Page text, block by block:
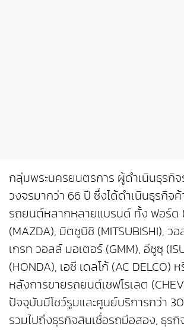
กลุ่มพระนครยนตรการ ผู้ดำเนินธุรกิ
วงจรมากว่า 66 ปี ซึ่งได้ดำเนินธุรกิจ
รถยนต์หลากหลายแบรนด์ ทั้ง ฟอร์ด
(MAZDA), มิตซูบิชิ (MITSUBISHI), วอ
เกรท วอลล์ มอเตอร์ (GMM), อีซูซุ
(HONDA), เอซี เดลโก้ (AC DELCO)
หลังการขายรถยนต์เชฟโรเลต
ปัจจุบันมีโชว์รูมและศูนย์บริการกว่า
รวมไปถึงธุรกิจสินเชื่อรถมือสอง, ธุรกิ